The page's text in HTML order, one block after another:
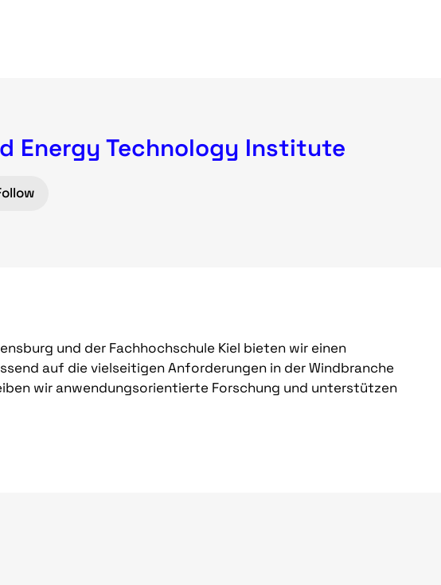
Energy Technology Institute
und der Fachhochschule Kiel bieten wir einen
auf die vielseitigen Anforderungen in der Windbranche
wir anwendungsorientierte Forschung und unterstützen